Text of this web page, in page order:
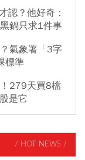
認？他好奇：
鍋只求1件事
氣象署「3字
標準
279天買8檔
是它
/ HOT NEWS /